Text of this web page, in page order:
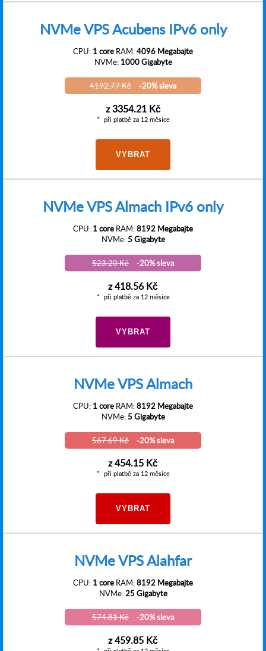
NVMe VPS Acubens IPv6 only
CPU: 1 core RAM:4096 Megabajte
NVMe: 1000 Gigabyte
4192.77 Kč -20% sleva
z3354.21 Kč
při platbě za 12 měsíce
VYBRAT
NVMe VPS Almach IPv6 only
CPU: 1 core RAM:8192 Megabajte
NVMe:5 Gigabyte
523.20 Kč -20% sleva
z418.56 Kč
při platbě za 12 měsíce
VYBRAT
NVMe VPS Almach
CPU: 1 core RAM:8192 Megabajte
NVMe:5 Gigabyte
567.69 Kč -20% sleva
z454.15 Kč
při platbě za 12 měsíce
VYBRAT
NVMe VPS Alahfar
CPU: 1 core RAM:8192 Megabajte
NVMe:25 Gigabyte
574.81 Kč -20% sleva
z459.85 Kč